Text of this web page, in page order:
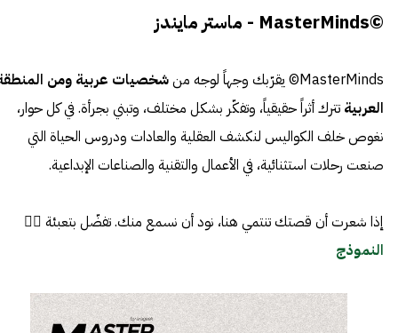
©MasterMinds - ماستر مايندز
MasterMinds© يقرّبك وجهاً لوجه من
شخصيات عربية ومن
العربية تترك أثراً حقيقياً، وتفكّر بشكل مختلف، وتبني بجرأة. في كل حوار،
نغوص خلف الكواليس لنكشف العقلية والعادات ودروس الحياة التي
صنعت رحلات استثنائية، في الأعمال والتقنية والصناعات الإبداعية.
إذا شعرت أن قصتك تنتمي هنا، نود أن نسمع منك. تفضّل بتعبئة 👈🏼
النموذج